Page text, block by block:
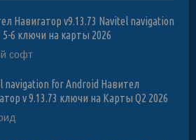
Навигатор v9.13.73 Navitel navigation
5-6 ключи на карты 2026
софт
navigation for Android Навител
v 9.13.73 ключи на Карты Q2 2026